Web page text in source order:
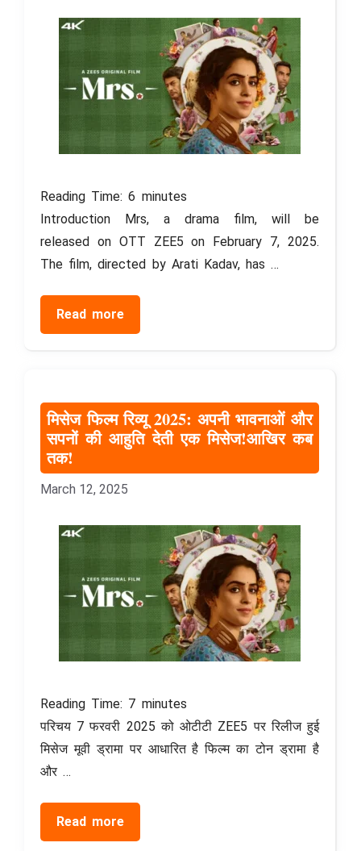
Reading Time:6 minutes
Introduction Mrs, a drama film, will be
released on OTT ZEE5 on February 7, 2025.
The film, directed by Arati Kadav, has …
Read more
मिसेज फिल्म रिव्यू 2025: अपनी भावनाओं और
सपनों की आहुति देती एक मिसेज!आखिर कब
तक!
March 12, 2025
Reading Time: 7 minutes
परिचय 7 फरवरी 2025 को ओटीटी ZEE5 पर रिलीज हुई
मिसेज मूवी ड्रामा पर आधारित है फिल्म का टोन ड्रामा है
और …
Read more